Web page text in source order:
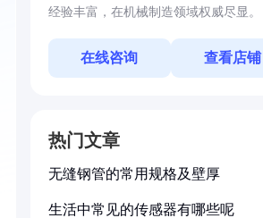
经验丰富，在机械制造领域权威尽显。
在线咨询 查看店铺
热门文章
无缝钢管的常用规格及壁厚
生活中常见的传感器有哪些呢